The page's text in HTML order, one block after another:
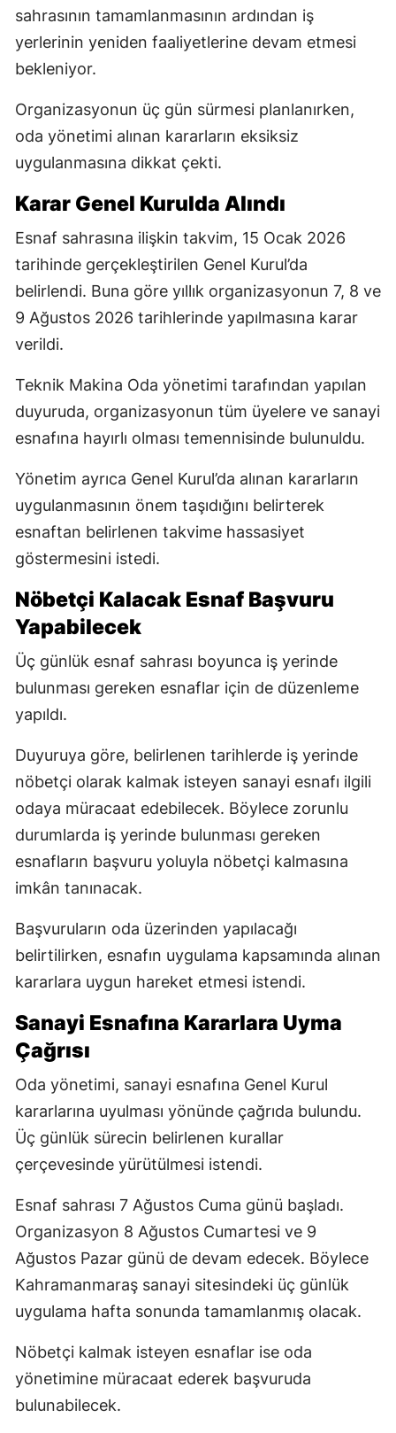
sahrasının tamamlanmasının ardından iş
yerlerinin yeniden faaliyetlerine devam etmesi
bekleniyor.
Organizasyonun üç gün sürmesi planlanırken,
oda yönetimi alınan kararların eksiksiz
uygulanmasına dikkat çekti.
Karar Genel Kurulda Alındı
Esnaf sahrasına ilişkin takvim, 15 Ocak 2026
tarihinde gerçekleştirilen Genel Kurul’da
belirlendi. Buna göre yıllık organizasyonun 7, 8 ve
9 Ağustos 2026 tarihlerinde yapılmasına karar
verildi.
Teknik Makina Oda yönetimi tarafından yapılan
duyuruda, organizasyonun tüm üyelere ve sanayi
esnafına hayırlı olması temennisinde bulunuldu.
Yönetim ayrıca Genel Kurul’da alınan kararların
uygulanmasının önem taşıdığını belirterek
esnaftan belirlenen takvime hassasiyet
göstermesini istedi.
Nöbetçi Kalacak Esnaf Başvuru
Yapabilecek
Üç günlük esnaf sahrası boyunca iş yerinde
bulunması gereken esnaflar için de düzenleme
yapıldı.
Duyuruya göre, belirlenen tarihlerde iş yerinde
nöbetçi olarak kalmak isteyen sanayi esnafı ilgili
odaya müracaat edebilecek. Böylece zorunlu
durumlarda iş yerinde bulunması gereken
esnafların başvuru yoluyla nöbetçi kalmasına
imkân tanınacak.
Başvuruların oda üzerinden yapılacağı
belirtilirken, esnafın uygulama kapsamında alınan
kararlara uygun hareket etmesi istendi.
Sanayi Esnafına Kararlara Uyma
Çağrısı
Oda yönetimi, sanayi esnafına Genel Kurul
kararlarına uyulması yönünde çağrıda bulundu.
Üç günlük sürecin belirlenen kurallar
çerçevesinde yürütülmesi istendi.
Esnaf sahrası 7 Ağustos Cuma günü başladı.
Organizasyon 8 Ağustos Cumartesi ve 9
Ağustos Pazar günü de devam edecek. Böylece
Kahramanmaraş sanayi sitesindeki üç günlük
uygulama hafta sonunda tamamlanmış olacak.
Nöbetçi kalmak isteyen esnaflar ise oda
yönetimine müracaat ederek başvuruda
bulunabilecek.